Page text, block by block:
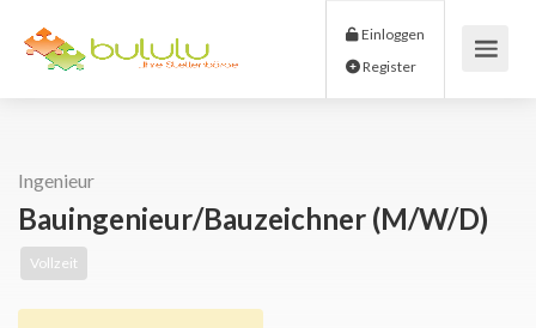
Einloggen
Ingenieur
Bauingenieur/Bauzeichner (m/w/d)
Vollzeit